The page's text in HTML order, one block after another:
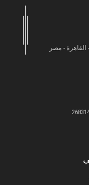
القاهرة - مصر